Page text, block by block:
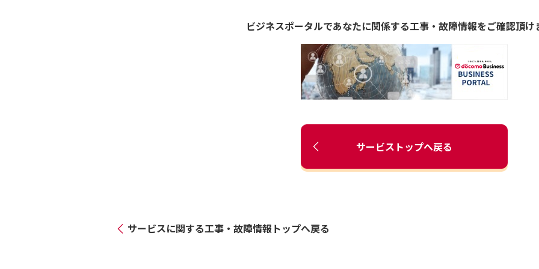
ビジネスポータルであなたに関係する工事・故障情報をご確認頂け
サービストップへ戻る
サービスに関する工事・故障情報トップへ戻る